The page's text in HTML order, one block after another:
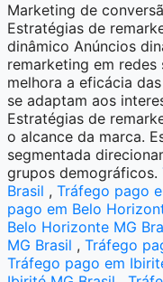
Marketing de
Estratégias de
dinâmico Anúncios
remarketing em
melhora a eficácia
se adaptam aos
Estratégias de
o alcance da marca.
segmentada
grupos demográficos.
Brasil ,Tráfego pago
pago em Belo
Belo Horizonte MG
MG Brasil ,Tráfego
Tráfego pago em